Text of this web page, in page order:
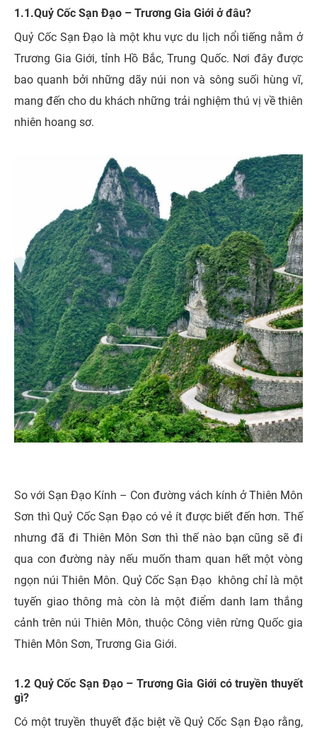
1.1.Quỷ Cốc Sạn Đạo – Trương Gia Giới ở đâu?
Quỷ Cốc Sạn Đạo là một khu vực du lịch nổi tiếng nằm ở
Trương Gia Giới, tỉnh Hồ Bắc, Trung Quốc. Nơi đây được
bao quanh bởi những dãy núi non và sông suối hùng vĩ,
mang đến cho du khách những trải nghiệm thú vị về thiên
nhiên hoang sơ.
So với Sạn Đạo Kính – Con đường vách kính ở Thiên Môn
Sơn thì Quỷ Cốc Sạn Đạo có vẻ ít được biết đến hơn. Thế
nhưng đã đi Thiên Môn Sơn thì thế nào bạn cũng sẽ đi
qua con đường này nếu muốn tham quan hết một vòng
ngọn núi Thiên Môn. Quỷ Cốc Sạn Đạo không chỉ là một
tuyến giao thông mà còn là một điểm danh lam thắng
cảnh trên núi Thiên Môn, thuộc Công viên rừng Quốc gia
Thiên Môn Sơn, Trương Gia Giới.
1.2 Quỷ Cốc Sạn Đạo – Trương Gia Giới có truyền thuyết
gì?
Có một truyền thuyết đặc biệt về Quỷ Cốc Sạn Đạo rằng,